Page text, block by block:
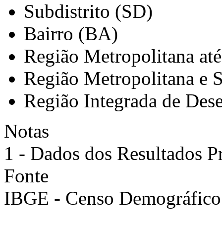
Subdistrito (SD)
Bairro (BA)
Região Metropolitana
Região Metropolitana e
Região Integrada de
Notas
1 - Dados dos Resultados
Fonte
IBGE - Censo Demográfico